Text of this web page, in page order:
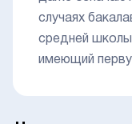
случаях
средней
имеющий